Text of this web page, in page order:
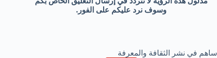
وسوف نرد عليكم على الفور.
ساهم في نشر الثقافة والمعرفة